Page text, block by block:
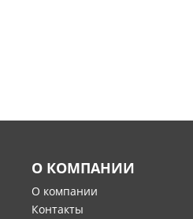
О КОМПАНИИ
О компании
Контакты